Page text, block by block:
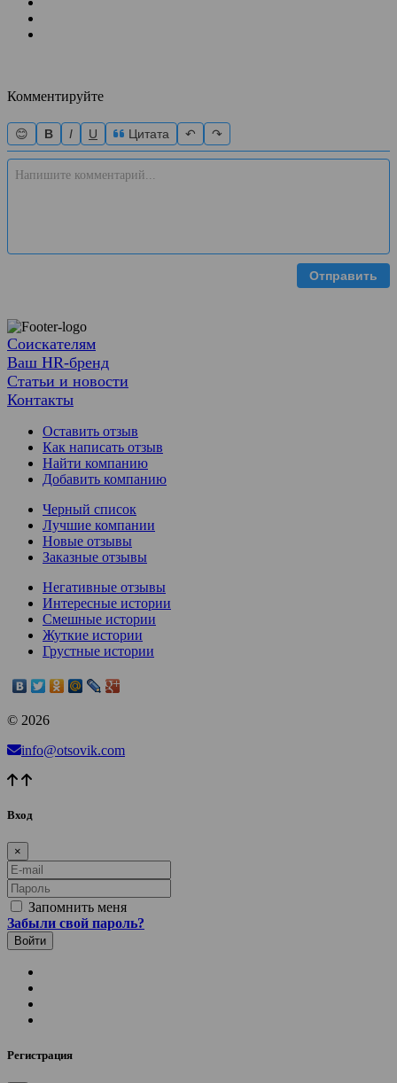
Комментируйте
😊 B I U Цитата ↶ ↷
Отправить
Соискателям
Ваш HR-бренд
Статьи и новости
Контакты
Оставить отзыв
Как написать отзыв
Найти компанию
Добавить компанию
Черный список
Лучшие компании
Новые отзывы
Заказные отзывы
Негативные отзывы
Интересные истории
Смешные истории
Жуткие истории
Грустные истории
© 2026
info@otsovik.com
Вход
×
E-mail
Пароль
Запомнить меня
Забыли свой пароль?
Регистрация